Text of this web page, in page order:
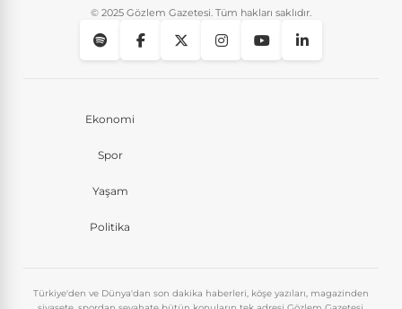
© 2025 Gözlem Gazetesi. Tüm hakları saklıdır.
Ekonomi
Spor
Yaşam
Politika
Türkiye'den ve Dünya'dan son dakika haberleri, köşe yazıları, magazinden